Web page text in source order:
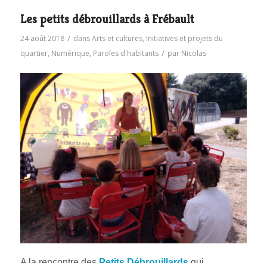
Les petits débrouillards à Frébault
24 août 2018 / dansArts et cultures, Initiatives et projets du
quartier, Numérique, Paroles d'habitants / par Nicolas